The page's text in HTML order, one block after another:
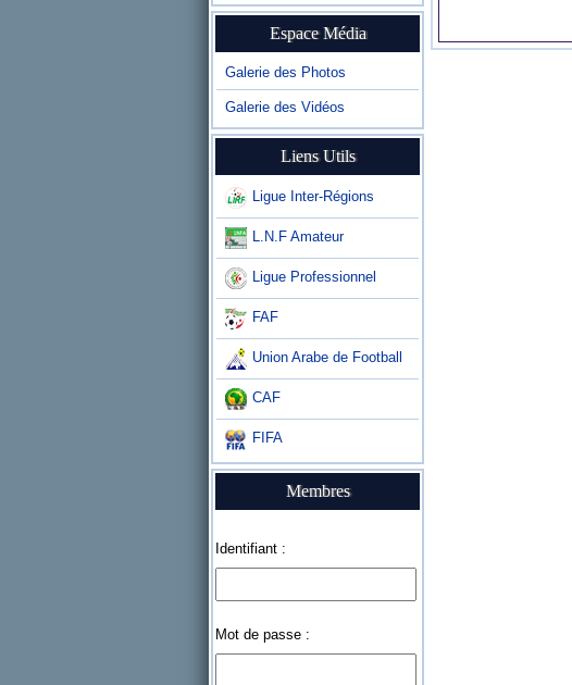
Espace Média
Galerie des Photos
Galerie des Vidéos
Liens Utils
Ligue Inter-Régions
L.N.F Amateur
Ligue Professionnel
FAF
Union Arabe de Football
CAF
FIFA
Membres
Identifiant :
Mot de passe :